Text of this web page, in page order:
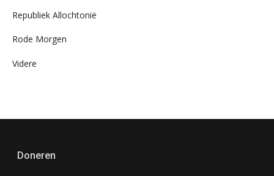
Republiek Allochtonië
Rode Morgen
Videre
Doneren